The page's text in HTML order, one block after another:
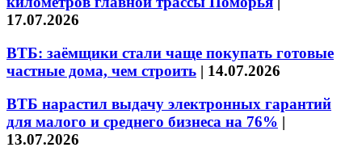
17.07.2026
ВТБ: заёмщики стали чаще покупать готовые
частные дома, чем строить | 14.07.2026
ВТБ нарастил выдачу электронных гарантий
для малого и среднего бизнеса на 76% |
13.07.2026